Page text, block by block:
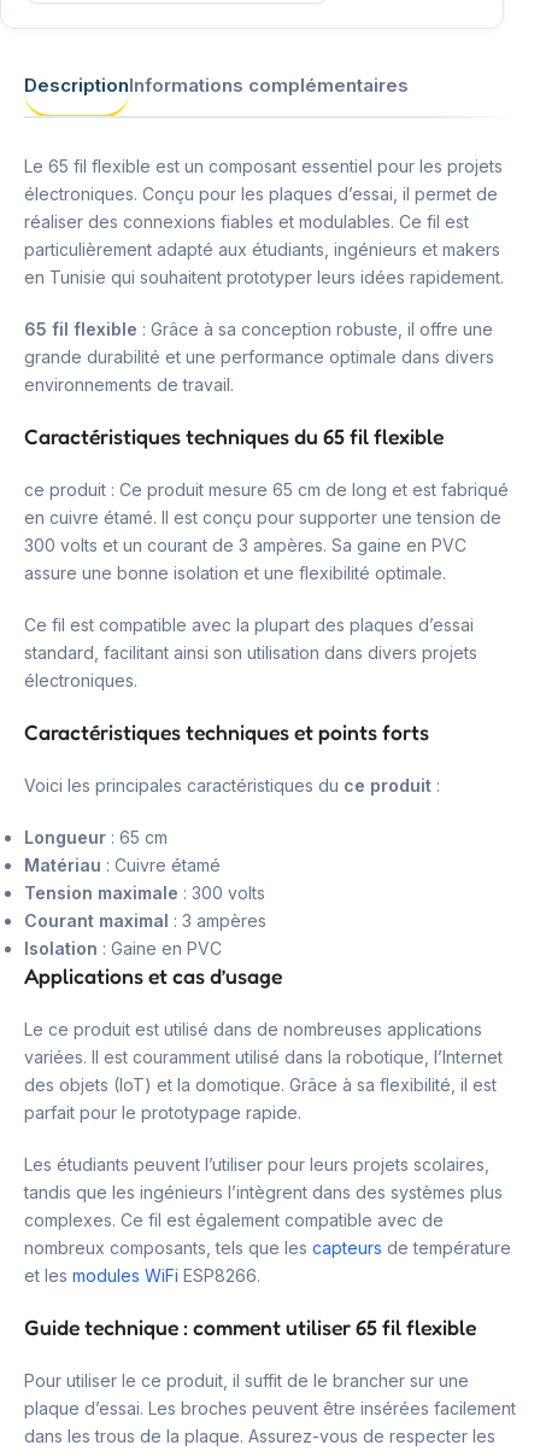
DescriptionInformations complémentaires
Le 65 fil flexible est un composant essentiel pour les projets
électroniques. Conçu pour les plaques d’essai, il permet de
réaliser des connexions fiables et modulables. Ce fil est
particulièrement adapté aux étudiants, ingénieurs et makers
en Tunisie qui souhaitent prototyper leurs idées rapidement.
65 fil flexible : Grâce à sa conception robuste, il offre une
grande durabilité et une performance optimale dans divers
environnements de travail.
Caractéristiques techniques du 65 fil flexible
ce produit : Ce produit mesure 65 cm de long et est fabriqué
en cuivre étamé. Il est conçu pour supporter une tension de
300 volts et un courant de 3 ampères. Sa gaine en PVC
assure une bonne isolation et une flexibilité optimale.
Ce fil est compatible avec la plupart des plaques d’essai
standard, facilitant ainsi son utilisation dans divers projets
électroniques.
Caractéristiques techniques et points forts
Voici les principales caractéristiques du ce produit :
Longueur : 65 cm
Matériau : Cuivre étamé
Tension maximale : 300 volts
Courant maximal : 3 ampères
Isolation : Gaine en PVC
Applications et cas d’usage
Le ce produit est utilisé dans de nombreuses applications
variées. Il est couramment utilisé dans la robotique, l’Internet
des objets (IoT) et la domotique. Grâce à sa flexibilité, il est
parfait pour le prototypage rapide.
Les étudiants peuvent l’utiliser pour leurs projets scolaires,
tandis que les ingénieurs l’intègrent dans des systèmes plus
complexes. Ce fil est également compatible avec de
nombreux composants, tels que les capteurs de température
et les modules WiFi ESP8266.
Guide technique : comment utiliser 65 fil flexible
Pour utiliser le ce produit, il suffit de le brancher sur une
plaque d’essai. Les broches peuvent être insérées facilement
dans les trous de la plaque. Assurez-vous de respecter les